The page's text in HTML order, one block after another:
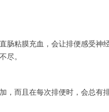
粘膜充血，会让排便感受神
尽。
而且在每次排便时，会总有